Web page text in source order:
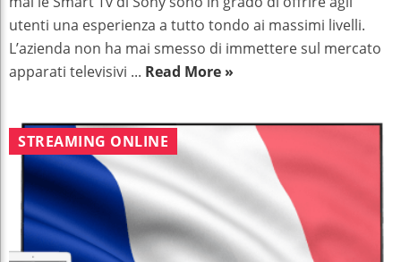
utenti una esperienza a tutto tondo ai massimi livelli.
L’azienda non ha mai smesso di immettere sul mercato
apparati televisivi ... Read More »
STREAMING ONLINE